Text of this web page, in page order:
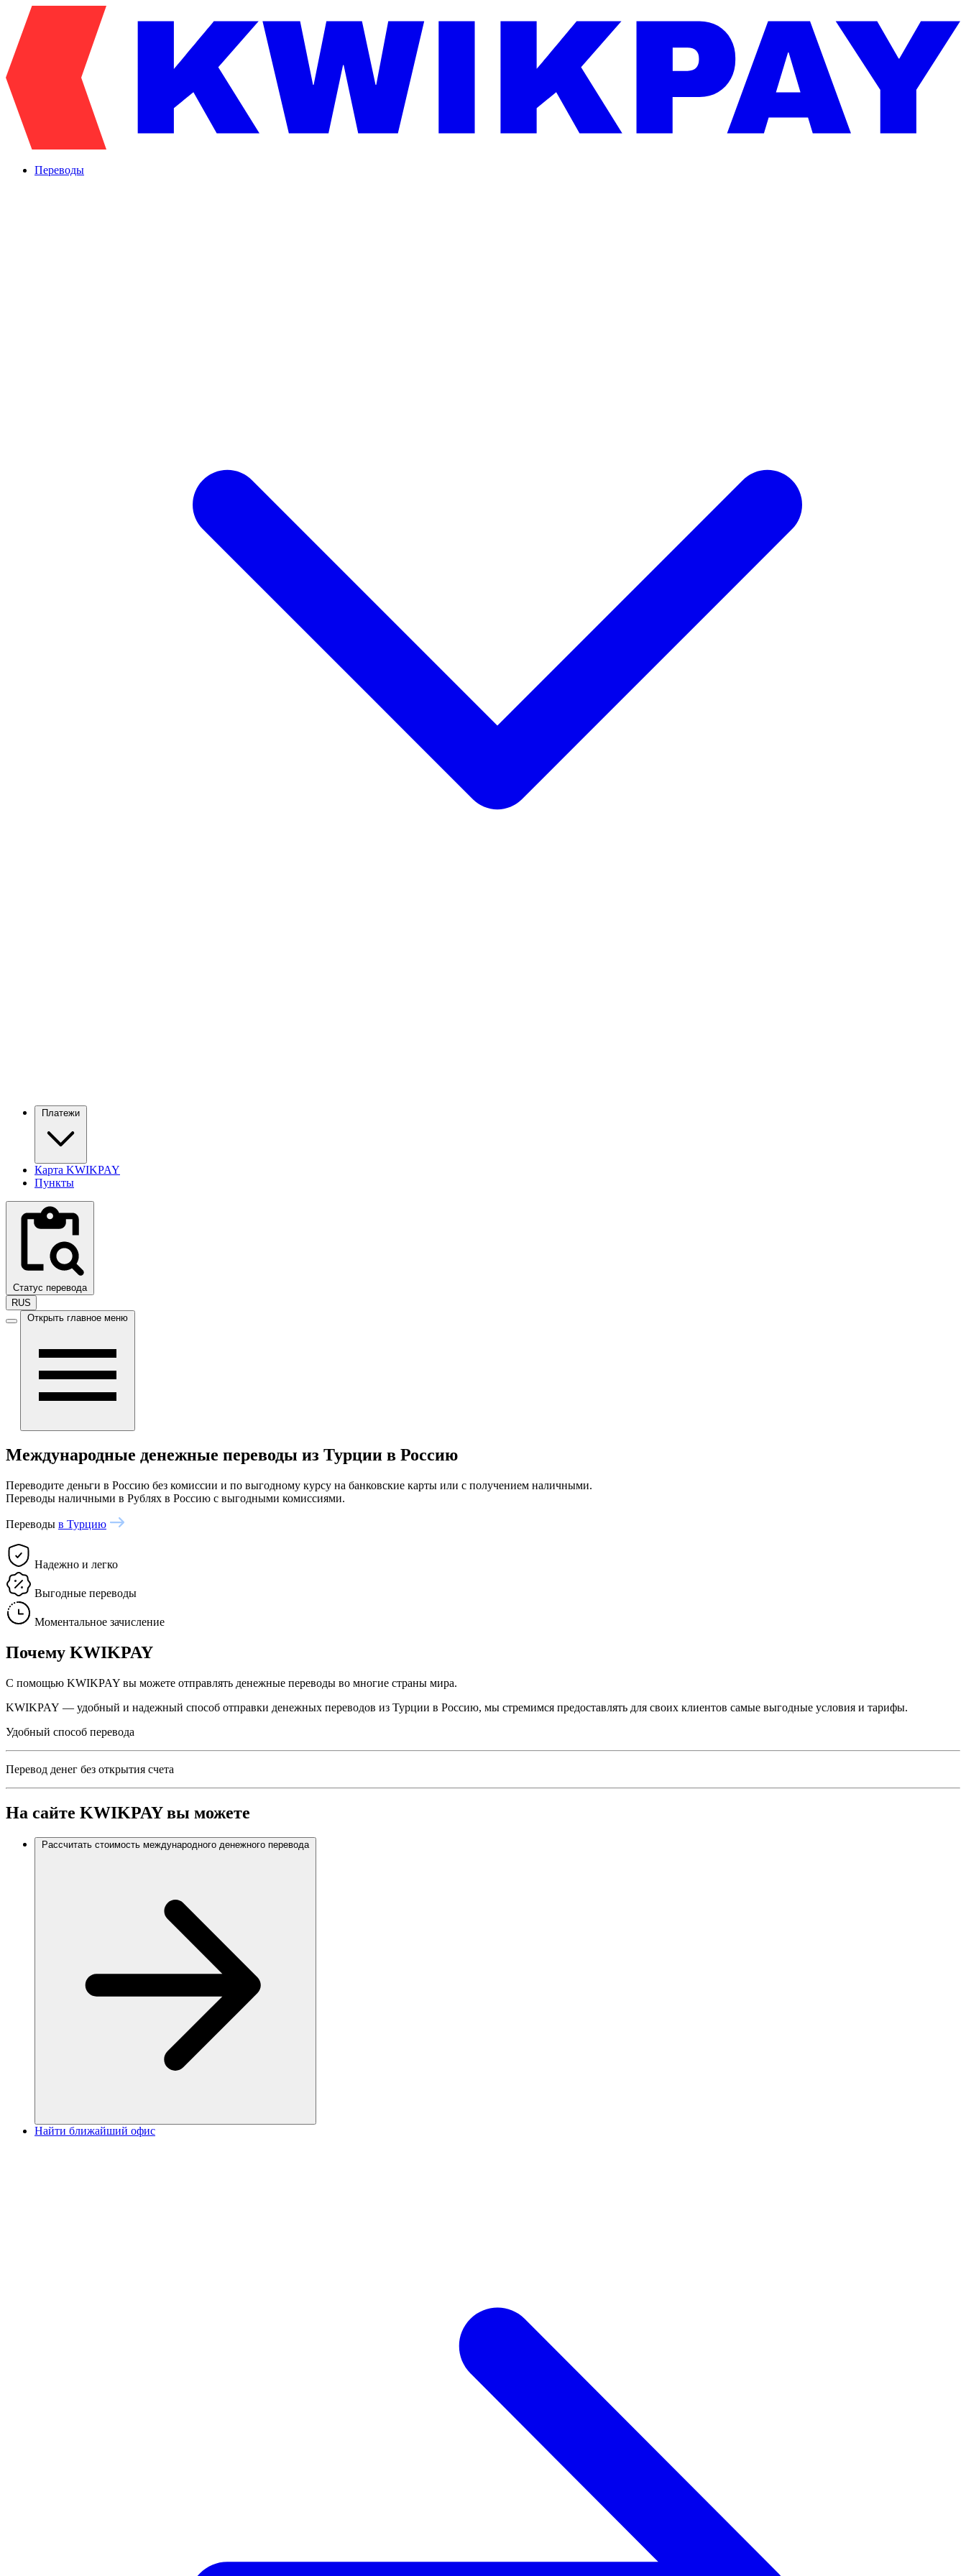
Переводы
Платежи
Карта KWIKPAY
Пункты
Статус перевода
RUS
Открыть главное меню
Международные денежные переводы из Турции в Россию
Переводите деньги в Россию без комиссии и по выгодному курсу на банковские карты или с получением наличными.
Переводы наличными в Рублях в Россию с выгодными комиссиями.
Переводы в Турцию
Надежно и легко
Выгодные переводы
Моментальное зачисление
Почему KWIKPAY
С помощью KWIKPAY вы можете отправлять денежные переводы во многие страны мира.
KWIKPAY — удобный и надежный способ отправки денежных переводов из Турции в Россию, мы стремимся предоставлять для своих клиентов самые выгодные условия и тарифы.
Удобный способ перевода
Перевод денег без открытия счета
На сайте KWIKPAYвы можете
Рассчитать стоимость международного денежного перевода
Найти ближайший офис